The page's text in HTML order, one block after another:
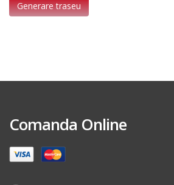
Comanda Online